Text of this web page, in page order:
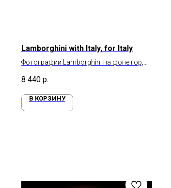
Lamborghini with Italy, for Italy
Фотографии Lamborghini на фоне гор,
8 440 р.
В КОРЗИНУ